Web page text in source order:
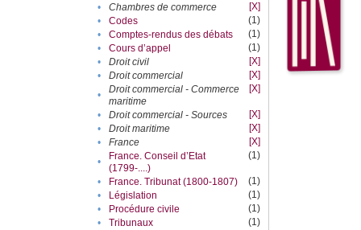
•
Chambres de commerce
[X]
•
Codes
(1)
•
Comptes-rendus des débats
(1)
•
Cours d’appel
(1)
•
Droit civil
[X]
•
Droit commercial
[X]
•
Droit commercial - Commerce
maritime
[X]
• Droit commercial - Sources
[X]
•
Droit maritime
[X]
•
France
[X]
•
France. Conseil d’Etat
(1799-....)
(1)
• France. Tribunat (1800-1807)
(1)
•
Législation
(1)
•
Procédure civile
(1)
•
Tribunaux
(1)